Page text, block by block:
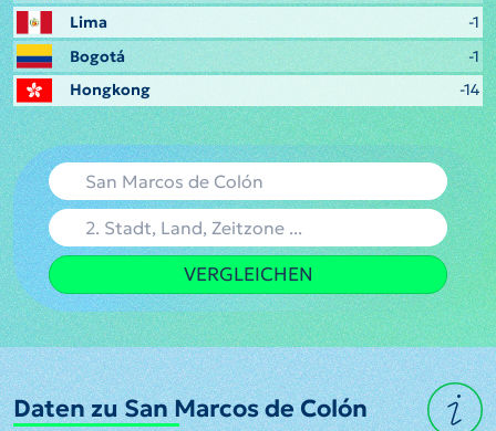
Lima
-1
Bogotá
-1
Hongkong
-14
VERGLEICHEN
Daten zu San Marcos de Colón